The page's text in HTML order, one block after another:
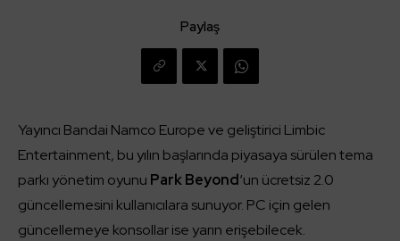
Paylaş
Yayıncı Bandai Namco Europe ve geliştirici Limbic
Entertainment, bu yılın başlarında piyasaya sürülen tema
parkı yönetim oyunu Park Beyond‘un ücretsiz 2.0
güncellemesini kullanıcılara sunuyor. PC için gelen
güncellemeye konsollar ise yarın erişebilecek.